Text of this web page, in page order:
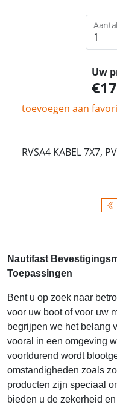
Aantal
Uw
toevoegen aan
RVSA4 KABEL 7X7,
Nautifast
Toepassingen
Bent u op zoek naar
voor uw boot of voor uw
begrijpen we het belang
vooral in een omgeving
voortdurend wordt
omstandigheden zoals
producten zijn speciaal
bieden u de zekerheid